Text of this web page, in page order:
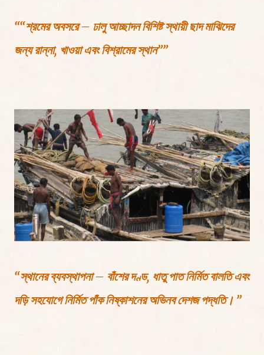
““শ্রমের অবসরে – ঢালু আচ্ছাদন বিশিষ্ট স্থায়ী ছাদ মাঝিদের
জন্য রান্না, খাওয়া এবং বিশ্রামের স্থান””
“স্থানের ব্যবস্থাপনা – বাঁশের দণ্ড, ধাতু পাত নির্মিত বালতি এবং
দড়ি সহযোগে নির্মিত পাঁক নিষ্কাশনের অভিনব দেশজ পদ্ধতি। ”